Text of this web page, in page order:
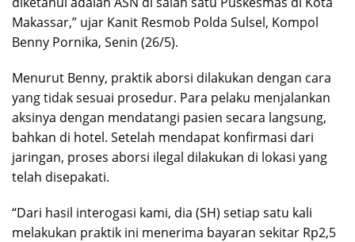
Makassar,” ujar Kanit Resmob Polda Sulsel, Kompol
Benny Pornika, Senin (26/5).
Menurut Benny, praktik aborsi dilakukan dengan cara
yang tidak sesuai prosedur. Para pelaku menjalankan
aksinya dengan mendatangi pasien secara langsung,
bahkan di hotel. Setelah mendapat konfirmasi dari
jaringan, proses aborsi ilegal dilakukan di lokasi yang
telah disepakati.
“Dari hasil interogasi kami, dia (SH) setiap satu kali
melakukan praktik ini menerima bayaran sekitar Rp2,5